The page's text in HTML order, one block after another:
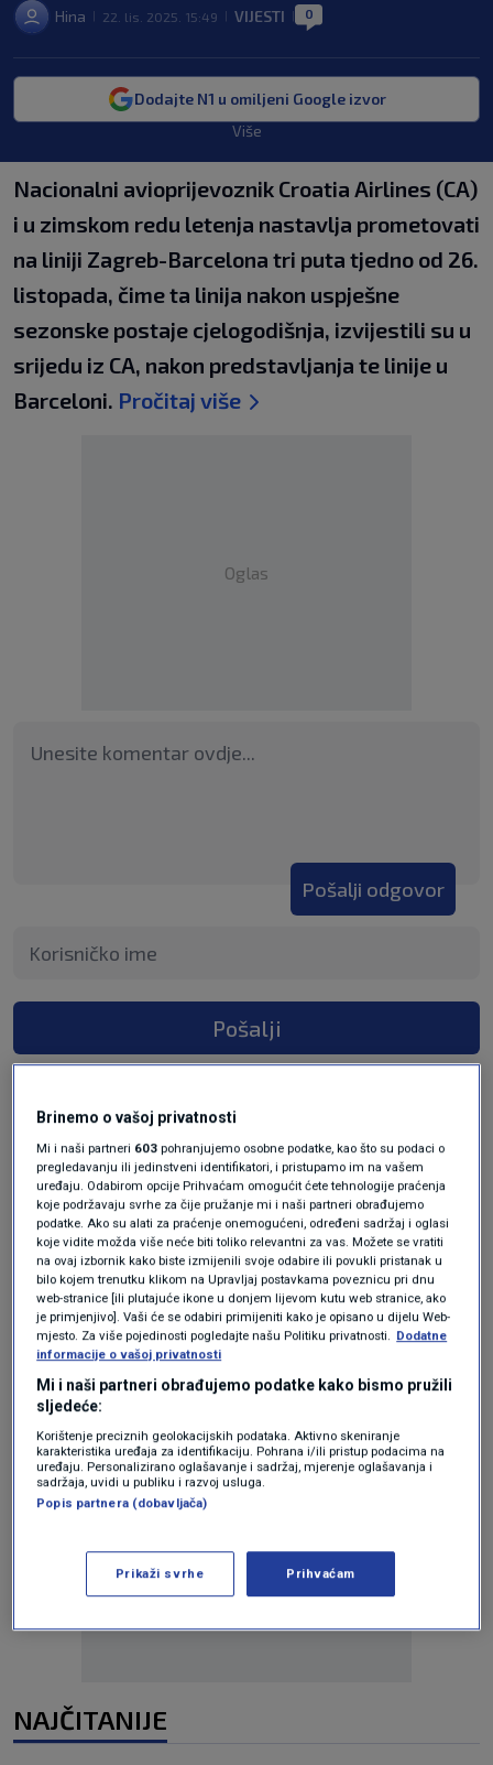
Hina 22. lis. 2025. 15:49 VIJESTI 0
Dodajte N1 u omiljeni Google izvor
Više
Nacionalni avioprijevoznik Croatia Airlines (CA)
i u zimskom redu letenja nastavlja prometovati
na liniji Zagreb-Barcelona tri puta tjedno od 26.
listopada, čime ta linija nakon uspješne
sezonske postaje cjelogodišnja, izvijestili su u
srijedu iz CA, nakon predstavljanja te linije u
Barceloni. Pročitaj više
Oglas
Pošalji odgovor
Pošalji
Oglas
NAJČITANIJE
Brinemo o vašoj privatnosti
Mi i naši partneri 603 pohranjujemo osobne podatke, kao što su podaci o
pregledavanju ili jedinstveni identifikatori, i pristupamo im na vašem
uređaju. Odabirom opcije Prihvaćam omogućit ćete tehnologije praćenja
koje podržavaju svrhe za čije pružanje mi i naši partneri obrađujemo
podatke. Ako su alati za praćenje onemogućeni, određeni sadržaj i oglasi
koje vidite možda više neće biti toliko relevantni za vas. Možete se vratiti
na ovaj izbornik kako biste izmijenili svoje odabire ili povukli pristanak u
bilo kojem trenutku klikom na Upravljaj postavkama poveznicu pri dnu
web-stranice [ili plutajuće ikone u donjem lijevom kutu web stranice, ako
je primjenjivo]. Vaši će se odabiri primijeniti kako je opisano u dijelu Web-
mjesto. Za više pojedinosti pogledajte našu Politiku privatnosti. Dodatne
informacije o vašoj privatnosti
Mi i naši partneri obrađujemo podatke kako bismo pružili
sljedeće:
Korištenje preciznih geolokacijskih podataka. Aktivno skeniranje
karakteristika uređaja za identifikaciju. Pohrana i/ili pristup podacima na
uređaju. Personalizirano oglašavanje i sadržaj, mjerenje oglašavanja i
sadržaja, uvidi u publiku i razvoj usluga.
Popis partnera (dobavljača)
Prikaži svrhe Prihvaćam